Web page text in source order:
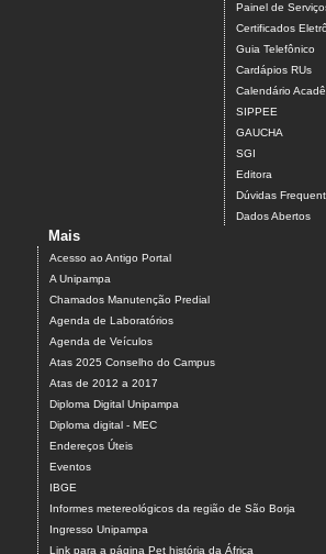
Painel de
Certificados
Guia Telefônico
Cardápios RUs
Calendário
SIPPEE
GAUCHA
SGI
Editora
Dúvidas
Dados Abertos
Mais
Acesso ao Antigo Portal
A Unipampa
Chamados Manutenção Predial
Agenda de Laboratórios
Agenda de Veículos
Atas 2025 Conselho do Campus
Atas de 2012 a 2017
Diploma Digital Unipampa
Diploma digital - MEC
Endereços Úteis
Eventos
IBGE
Informes metereológicos da região de São Borja
Ingresso Unipampa
Link para a página Pet história da África